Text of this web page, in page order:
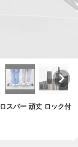
スバー 頑丈 ロック付